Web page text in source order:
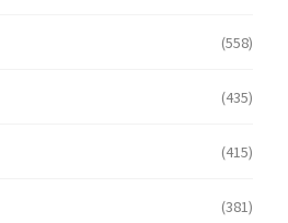
(558)
(435)
(415)
(381)